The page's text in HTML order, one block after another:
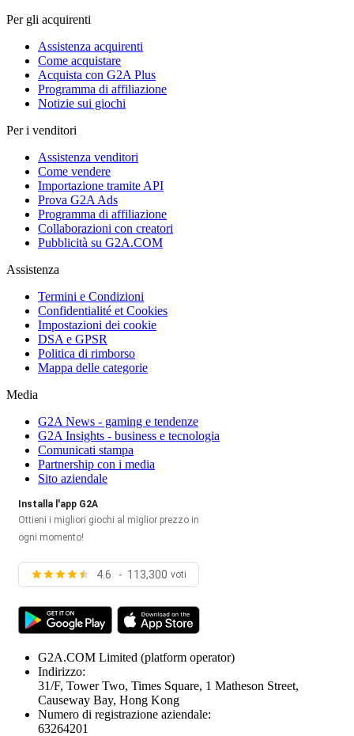
Per gli acquirenti
Assistenza acquirenti
Come acquistare
Acquista con G2A Plus
Programma di affiliazione
Notizie sui giochi
Per i venditori
Assistenza venditori
Come vendere
Importazione tramite API
Prova G2A Ads
Programma di affiliazione
Collaborazioni con creatori
Pubblicità su G2A.COM
Assistenza
Termini e Condizioni
Confidentialité et Cookies
Impostazioni dei cookie
DSA e GPSR
Politica di rimborso
Mappa delle categorie
Media
G2A News - gaming e tendenze
G2A Insights - business e tecnologia
Comunicati stampa
Partnership con i media
Sito aziendale
Installa l'app G2A
Ottieni i migliori giochi al miglior prezzo in
ogni momento!
4.6 - 113,300 voti
G2A.COM Limited (platform operator)
Indirizzo:
31/F, Tower Two, Times Square, 1 Matheson Street,
Causeway Bay, Hong Kong
Numero di registrazione aziendale:
63264201